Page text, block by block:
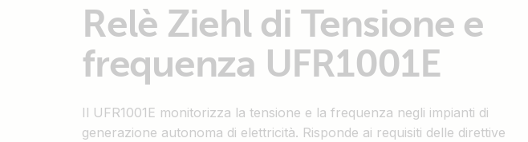
Relè Ziehl di Tensione e
frequenza UFR1001E
Il UFR1001E monitorizza la tensione e la frequenza negli impianti di
generazione autonoma di elettricità. Risponde ai requisiti delle direttive